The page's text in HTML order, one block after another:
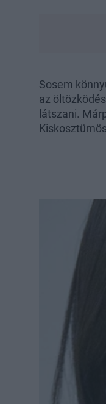
Sosem
az
látszani.